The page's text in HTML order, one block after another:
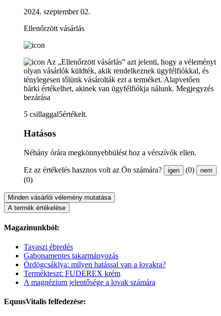
2024. szeptember 02.
Ellenőrzött vásárlás
Az „Ellenőrzött vásárlás” azt jelenti, hogy a véleményt
olyan vásárlók küldték, akik rendelkeznek ügyfélfiókkal, és
ténylegesen tőlünk vásárolták ezt a terméket. Alapvetően
bárki értékelhet, akinek van ügyfélfiókja nálunk. Megjegyzés
bezárása
5 csillaggal5értékelt.
Hatásos
Néhány órára megkönnyebbülést hoz a vérszívók ellen.
Ez az értékelés hasznos volt az Ön számára? igen (0) nem
(0)
Minden vásárlói vélemény mutatása
A termék értékelése
Magazinunkból:
Tavaszi ébredés
Gabonamentes takarmányozás
Ördögcsáklya: milyen hatással van a lovakra?
Termékteszt: FUDEREX krém
A magnézium jelentősége a lovak számára
EquusVitalis felfedezése: